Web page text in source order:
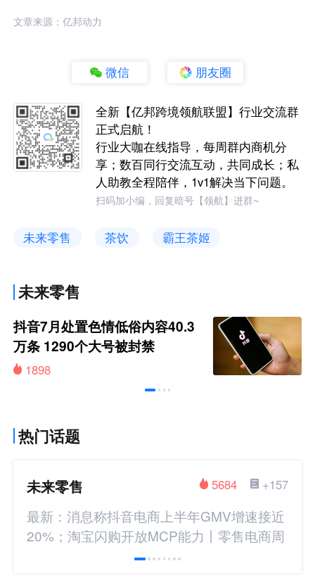
文章来源：亿邦动力
微信 朋友圈
全新【亿邦跨境领航联盟】行业交流群
正式启航！
行业大咖在线指导，每周群内商机分
享；数百同行交流互动，共同成长；私
人助教全程陪伴，1v1解决当下问题。
扫码加小编，回复暗号【领航】进群~
未来零售 茶饮 霸王茶姬
未来零售
抖音7月处置色情低俗内容40.3
万条 1290个大号被封禁
1898
热门话题
未来零售 +157
5684
最新：消息称抖音电商上半年GMV增速接近
20%；淘宝闪购开放MCP能力丨零售电商周